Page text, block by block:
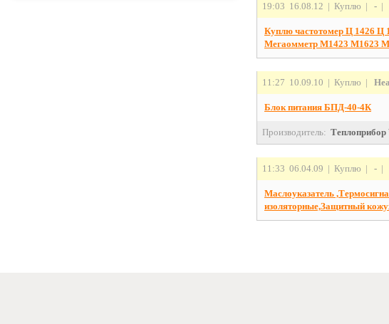
19:03 16.08.12 | Куплю | - |
Куплю частотомер Ц 1426 Ц
Мегаомметр М1423 М1623
11:27 10.09.10 | Куплю |
Блок питания БПД-40-4К
Производитель: Теплоприбор
11:33 06.04.09 | Куплю | - |
Маслоуказатель
изоляторные,Защитный